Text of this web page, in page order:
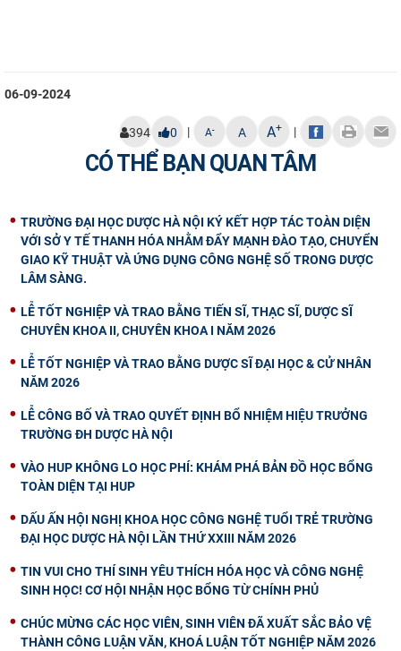
06-09-2024
394 0 | A- A A+ |
CÓ THỂ BẠN QUAN TÂM
TRƯỜNG ĐẠI HỌC DƯỢC HÀ NỘI KÝ KẾT HỢP TÁC TOÀN DIỆN
VỚI SỞ Y TẾ THANH HÓA NHẰM ĐẨY MẠNH ĐÀO TẠO, CHUYỂN
GIAO KỸ THUẬT VÀ ỨNG DỤNG CÔNG NGHỆ SỐ TRONG DƯỢC
LÂM SÀNG.
LỄ TỐT NGHIỆP VÀ TRAO BẰNG TIẾN SĨ, THẠC SĨ, DƯỢC SĨ
CHUYÊN KHOA II, CHUYÊN KHOA I NĂM 2026
LỄ TỐT NGHIỆP VÀ TRAO BẰNG DƯỢC SĨ ĐẠI HỌC & CỬ NHÂN
NĂM 2026
LỄ CÔNG BỐ VÀ TRAO QUYẾT ĐỊNH BỔ NHIỆM HIỆU TRƯỞNG
TRƯỜNG ĐH DƯỢC HÀ NỘI
VÀO HUP KHÔNG LO HỌC PHÍ: KHÁM PHÁ BẢN ĐỒ HỌC BỔNG
TOÀN DIỆN TẠI HUP
DẤU ẤN HỘI NGHỊ KHOA HỌC CÔNG NGHỆ TUỔI TRẺ TRƯỜNG
ĐẠI HỌC DƯỢC HÀ NỘI LẦN THỨ XXIII NĂM 2026
TIN VUI CHO THÍ SINH YÊU THÍCH HÓA HỌC VÀ CÔNG NGHỆ
SINH HỌC! CƠ HỘI NHẬN HỌC BỔNG TỪ CHÍNH PHỦ
CHÚC MỪNG CÁC HỌC VIÊN, SINH VIÊN ĐÃ XUẤT SẮC BẢO VỆ
THÀNH CÔNG LUẬN VĂN, KHOÁ LUẬN TỐT NGHIỆP NĂM 2026